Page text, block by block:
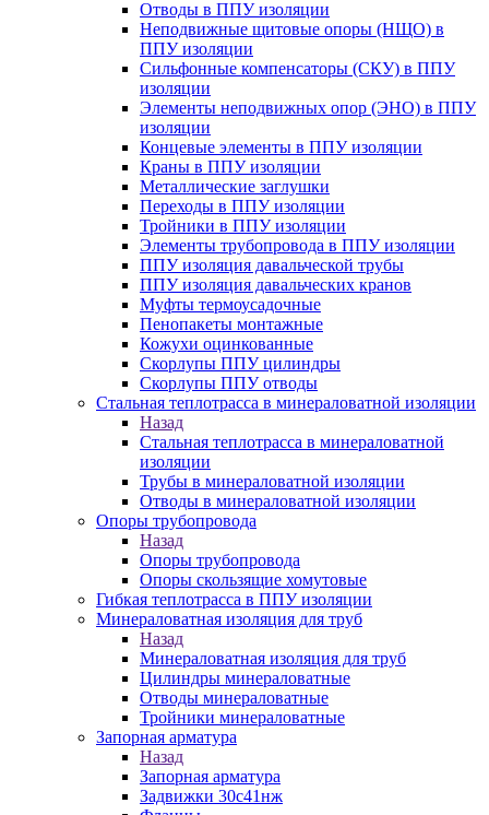
Отводы в ППУ изоляции
Неподвижные щитовые опоры (НЩО) в
ППУ изоляции
Cильфонные компенсаторы (СКУ) в ППУ
изоляции
Элементы неподвижных опор (ЭНО) в ППУ
изоляции
Концевые элементы в ППУ изоляции
Краны в ППУ изоляции
Металлические заглушки
Переходы в ППУ изоляции
Тройники в ППУ изоляции
Элементы трубопровода в ППУ изоляции
ППУ изоляция давальческой трубы
ППУ изоляция давальческих кранов
Муфты термоусадочные
Пенопакеты монтажные
Кожухи оцинкованные
Скорлупы ППУ цилиндры
Скорлупы ППУ отводы
Стальная теплотрасса в минераловатной изоляции
Назад
Стальная теплотрасса в минераловатной
изоляции
Трубы в минераловатной изоляции
Отводы в минераловатной изоляции
Опоры трубопровода
Назад
Опоры трубопровода
Опоры скользящие хомутовые
Гибкая теплотрасса в ППУ изоляции
Минераловатная изоляция для труб
Назад
Минераловатная изоляция для труб
Цилиндры минераловатные
Отводы минераловатные
Тройники минераловатные
Запорная арматура
Назад
Запорная арматура
Задвижки 30с41нж